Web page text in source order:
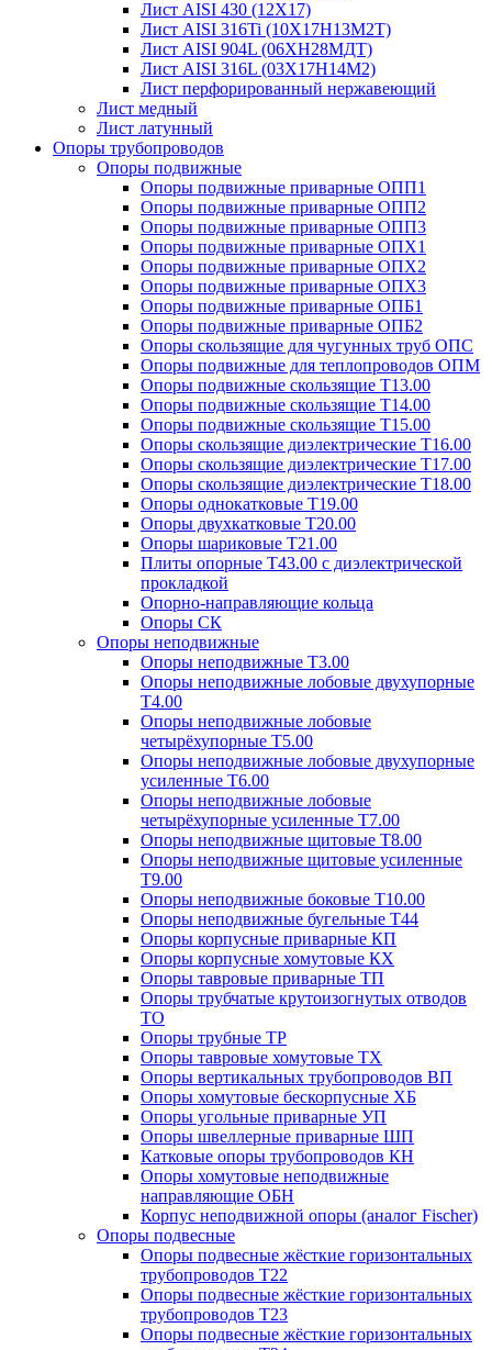
Лист AISI 430 (12Х17)
Лист AISI 316Ti (10Х17Н13М2Т)
Лист AISI 904L (06ХН28МДТ)
Лист AISI 316L (03Х17Н14М2)
Лист перфорированный нержавеющий
Лист медный
Лист латунный
Опоры трубопроводов
Опоры подвижные
Опоры подвижные приварные ОПП1
Опоры подвижные приварные ОПП2
Опоры подвижные приварные ОПП3
Опоры подвижные приварные ОПХ1
Опоры подвижные приварные ОПХ2
Опоры подвижные приварные ОПХ3
Опоры подвижные приварные ОПБ1
Опоры подвижные приварные ОПБ2
Опоры скользящие для чугунных труб ОПС
Опоры подвижные для теплопроводов ОПМ
Опоры подвижные скользящие Т13.00
Опоры подвижные скользящие Т14.00
Опоры подвижные скользящие Т15.00
Опоры скользящие диэлектрические Т16.00
Опоры скользящие диэлектрические Т17.00
Опоры скользящие диэлектрические Т18.00
Опоры однокатковые Т19.00
Опоры двухкатковые Т20.00
Опоры шариковые Т21.00
Плиты опорные Т43.00 с диэлектрической
прокладкой
Опорно-направляющие кольца
Опоры СК
Опоры неподвижные
Опоры неподвижные Т3.00
Опоры неподвижные лобовые двухупорные
Т4.00
Опоры неподвижные лобовые
четырёхупорные Т5.00
Опоры неподвижные лобовые двухупорные
усиленные Т6.00
Опоры неподвижные лобовые
четырёхупорные усиленные Т7.00
Опоры неподвижные щитовые Т8.00
Опоры неподвижные щитовые усиленные
Т9.00
Опоры неподвижные боковые Т10.00
Опоры неподвижные бугельные Т44
Опоры корпусные приварные КП
Опоры корпусные хомутовые КХ
Опоры тавровые приварные ТП
Опоры трубчатые крутоизогнутых отводов
ТО
Опоры трубные ТР
Опоры тавровые хомутовые ТХ
Опоры вертикальных трубопроводов ВП
Опоры хомутовые бескорпусные ХБ
Опоры угольные приварные УП
Опоры швеллерные приварные ШП
Катковые опоры трубопроводов КН
Опоры хомутовые неподвижные
направляющие ОБН
Корпус неподвижной опоры (аналог Fischer)
Опоры подвесные
Опоры подвесные жёсткие горизонтальных
трубопроводов Т22
Опоры подвесные жёсткие горизонтальных
трубопроводов Т23
Опоры подвесные жёсткие горизонтальных